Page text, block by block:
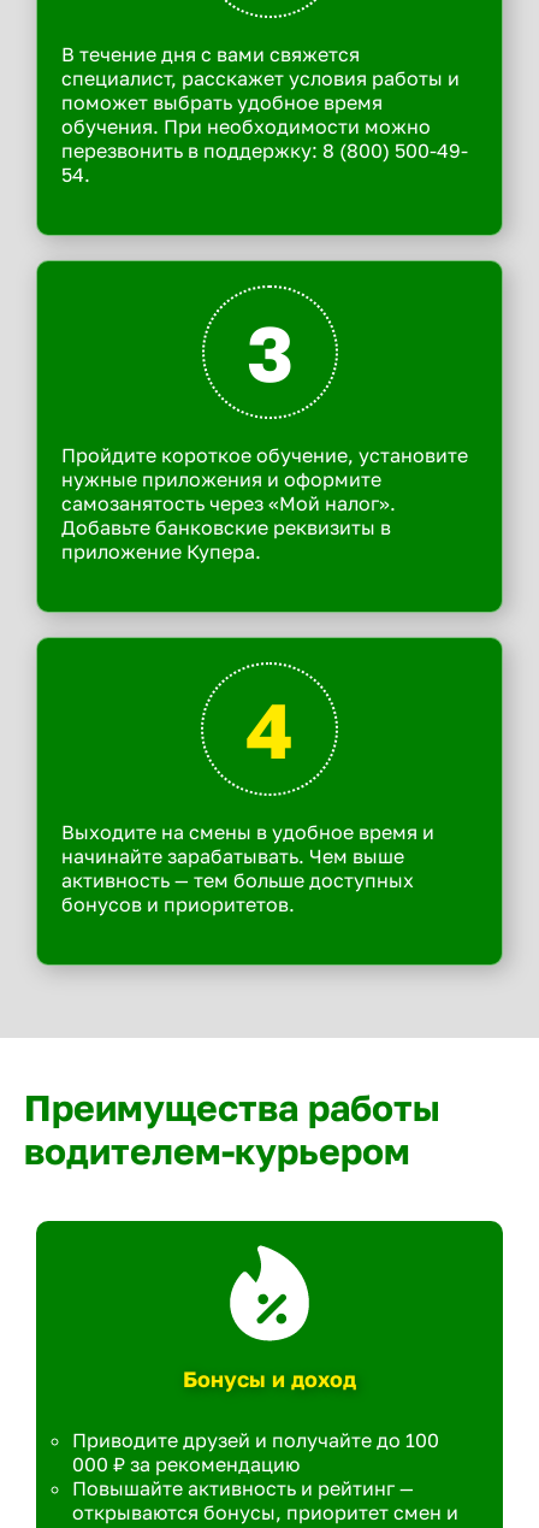
В течение дня с вами свяжется
специалист, расскажет условия работы и
поможет выбрать удобное время
обучения. При необходимости можно
перезвонить в поддержку: 8 (800) 500-49-
54.
3
Пройдите короткое обучение, установите
нужные приложения и оформите
самозанятость через «Мой налог».
Добавьте банковские реквизиты в
приложение Купера.
4
Выходите на смены в удобное время и
начинайте зарабатывать. Чем выше
активность — тем больше доступных
бонусов и приоритетов.
Преимущества работы
водителем-курьером
Бонусы и доход
Приводите друзей и получайте до 100
000 ₽ за рекомендацию
Повышайте активность и рейтинг —
открываются бонусы, приоритет смен и